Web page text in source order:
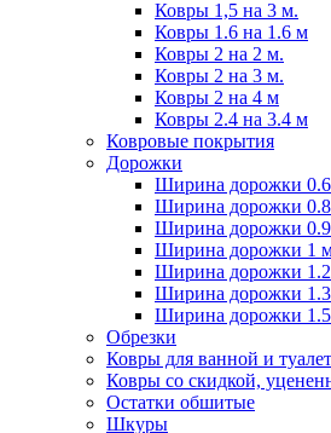
Ковры 1,5 на 3 м.
Ковры 1.6 на 1.6 м
Ковры 2 на 2 м.
Ковры 2 на 3 м.
Ковры 2 на 4 м
Ковры 2.4 на 3.4 м
Ковровые покрытия
Дорожки
Ширина дорожки
Ширина дорожки
Ширина дорожки
Ширина дорожки 1
Ширина дорожки
Ширина дорожки
Ширина дорожки
Обрезки
Ковры для ванной и
Ковры со скидкой,
Остатки обшитые
Шкуры